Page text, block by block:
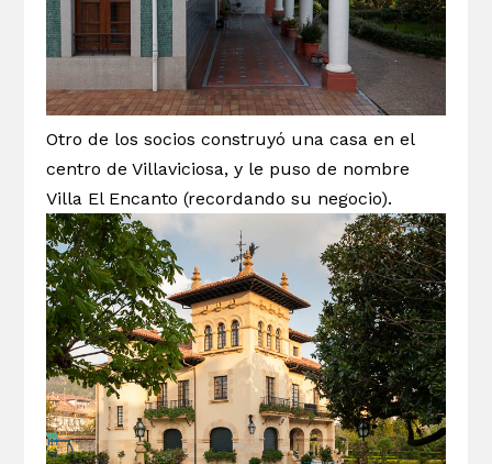
Otro de los socios construyó una casa en el
centro de Villaviciosa, y le puso de nombre
Villa El Encanto (recordando su negocio).